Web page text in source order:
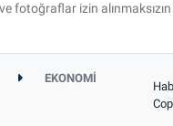
fotoğraflar izin
EKONOMİ